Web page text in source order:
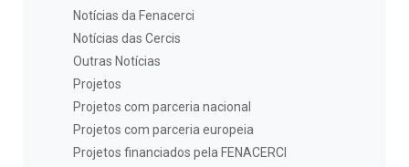
Notícias da Fenacerci
Notícias das Cercis
Outras Notícias
Projetos
Projetos com parceria nacional
Projetos com parceria europeia
Projetos financiados pela FENACERCI